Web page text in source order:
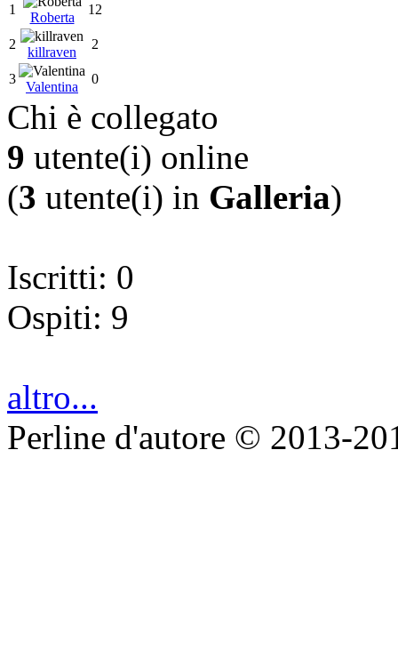
1
Roberta
12
2
killraven
2
3
Valentina
0
Chi è collegato
9 utente(i) online
(3 utente(i) in Galleria)
Iscritti: 0
Ospiti: 9
altro...
Perline d'autore © 2013-